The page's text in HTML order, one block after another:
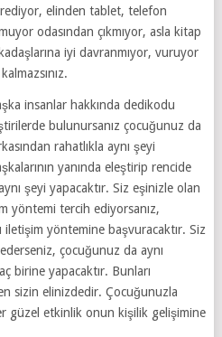
elinden tablet, telefon
odasından çıkmıyor, asla kitap
iyi davranmıyor, vuruyor
insanlar hakkında dedikodu
bulunursanız çocuğunuz da
rahatlıkla aynı şeyi
yanında eleştirip rencide
şeyi yapacaktır. Siz eşinizle olan
yöntemi tercih ediyorsanız,
yöntemine başvuracaktır. Siz
çocuğunuz da aynı
birine yapacaktır. Bunları
sizin elinizdedir. Çocuğunuzla
güzel etkinlik onun kişilik gelişimine